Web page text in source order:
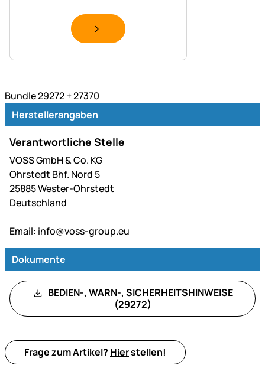
Bundle 29272 + 27370
Herstellerangaben
Verantwortliche Stelle
VOSS GmbH & Co. KG
Ohrstedt Bhf. Nord 5
25885 Wester-Ohrstedt
Deutschland
Email: info@voss-group.eu
Dokumente
BEDIEN-, WARN-, SICHERHEITSHINWEISE
(29272)
Frage zum Artikel? Hierstellen!